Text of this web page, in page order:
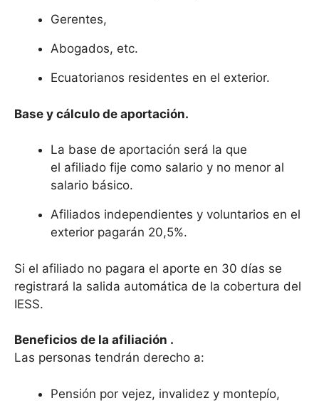
Gerentes,
Abogados, etc.
Ecuatorianos residentes en el exterior.
Base y cálculo de aportación.
La base de aportación será la que
el afiliado fije como salario y no menor al
salario básico.
Afiliados independientes y voluntarios en el
exterior pagarán 20,5%.
Si el afiliado no pagara el aporte en 30 días se
registrará la salida automática de la cobertura del
IESS.
Beneficios de la afiliación .
Las personas tendrán derecho a:
Pensión por vejez, invalidez y montepío,